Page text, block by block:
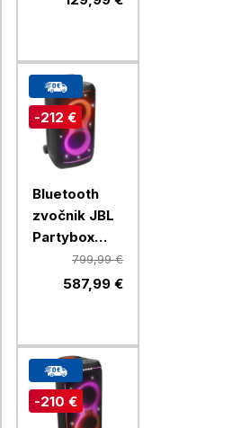
-212 €
Bluetooth
zvočnik JBL
Partybox
520, črn799,99 €
587,99 €
-210 €